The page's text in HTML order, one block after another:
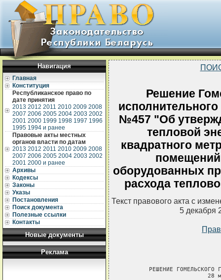
Навигация
Главная
Конституция
Республиканское право по
дате принятия
2013 2012 2011 2010 2009 2008
2007 2006 2005 2004 2003 2002
2001 2000 1999 1998 1997 1996
1995 1994 и ранее
Правовые акты местных
органов власти по датам
2013 2012 2011 2010 2009 2008
2007 2006 2005 2004 2003 2002
2001 2000 и ранее
Архивы
Кодексы
Законы
Указы
Постановления
Поиск документа
Полезные ссылки
Контакты
Новые документы
Реклама
Решение
исполнительного
№457 "Об
тепловой
квадратного
оборудованных
расхода
Текст правового акта с
5 декабря
РЕШЕНИЕ ГОМЕЛЬСКОГО
28